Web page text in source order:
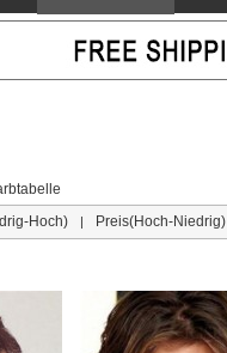
Hoch) | Preis(Hoch-Niedrig)